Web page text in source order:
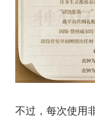
不过，每次使用